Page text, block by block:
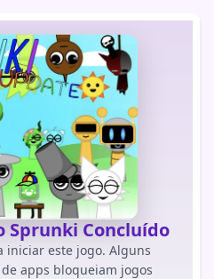
Sprunki Concluído
iniciar este jogo. Alguns
apps bloqueiam jogos